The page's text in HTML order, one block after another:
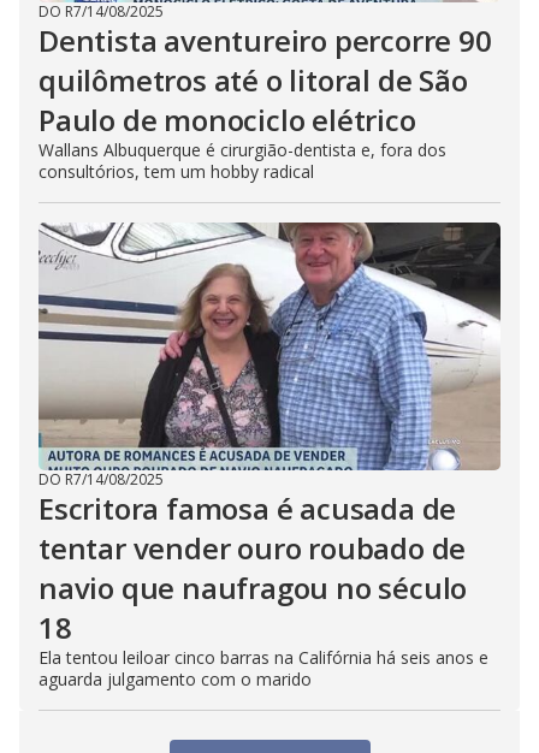
DO R7/14/08/2025
Dentista aventureiro percorre 90
quilômetros até o litoral de São
Paulo de monociclo elétrico
Wallans Albuquerque é cirurgião-dentista e, fora dos
consultórios, tem um hobby radical
DO R7/14/08/2025
Escritora famosa é acusada de
tentar vender ouro roubado de
navio que naufragou no século
18
Ela tentou leiloar cinco barras na Califórnia há seis anos e
aguarda julgamento com o marido